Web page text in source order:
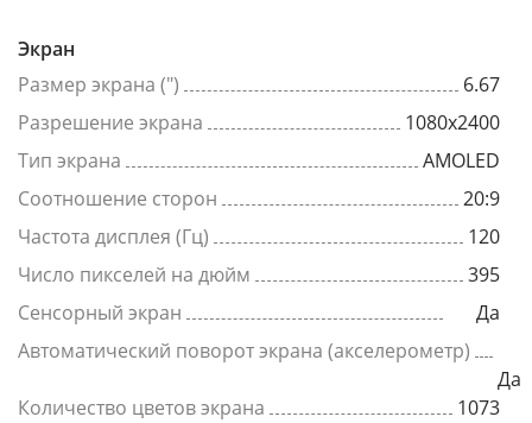
Экран
Размер экрана (")
6.67
Разрешение экрана
1080x2400
Тип экрана
AMOLED
Соотношение сторон
20:9
Частота дисплея (Гц)
120
Число пикселей на дюйм
395
Сенсорный экран
Да
Автоматический поворот экрана (акселерометр)
Да
Количество цветов экрана
1073